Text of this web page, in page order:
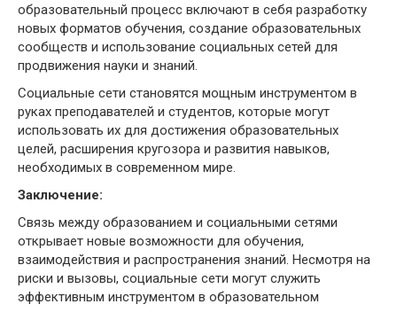
образовательный процесс включают в себя разработку
новых форматов обучения, создание образовательных
сообществ и использование социальных сетей для
продвижения науки и знаний.
Социальные сети становятся мощным инструментом в
руках преподавателей и студентов, которые могут
использовать их для достижения образовательных
целей, расширения кругозора и развития навыков,
необходимых в современном мире.
Заключение:
Связь между образованием и социальными сетями
открывает новые возможности для обучения,
взаимодействия и распространения знаний. Несмотря на
риски и вызовы, социальные сети могут служить
эффективным инструментом в образовательном